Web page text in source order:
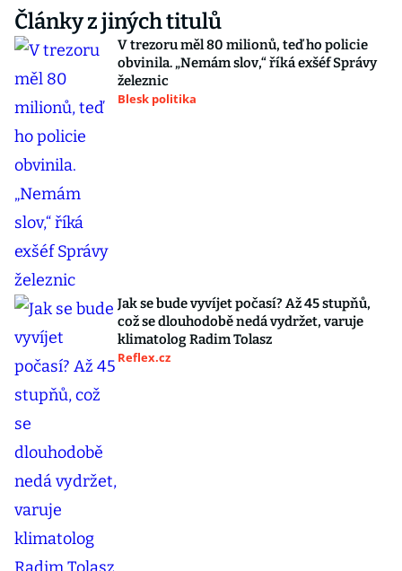
Články z jiných titulů
V trezoru měl 80 milionů, teď ho policie
obvinila. „Nemám slov,“ říká exšéf Správy
železnic
Blesk politika
Jak se bude vyvíjet počasí? Až 45 stupňů,
což se dlouhodobě nedá vydržet, varuje
klimatolog Radim Tolasz
Reflex.cz